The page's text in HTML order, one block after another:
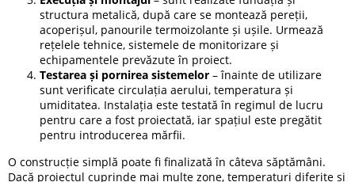
structura metalică, după care se montează pereții,
acoperișul, panourile termoizolante și ușile. Urmează
rețelele tehnice, sistemele de monitorizare și
echipamentele prevăzute în proiect.
Testarea și pornirea sistemelor – înainte de utilizare
sunt verificate circulația aerului, temperatura și
umiditatea. Instalația este testată în regimul de lucru
pentru care a fost proiectată, iar spațiul este pregătit
pentru introducerea mărfii.
O construcție simplă poate fi finalizată în câteva săptămâni.
Dacă proiectul cuprinde mai multe zone, temperaturi diferite și